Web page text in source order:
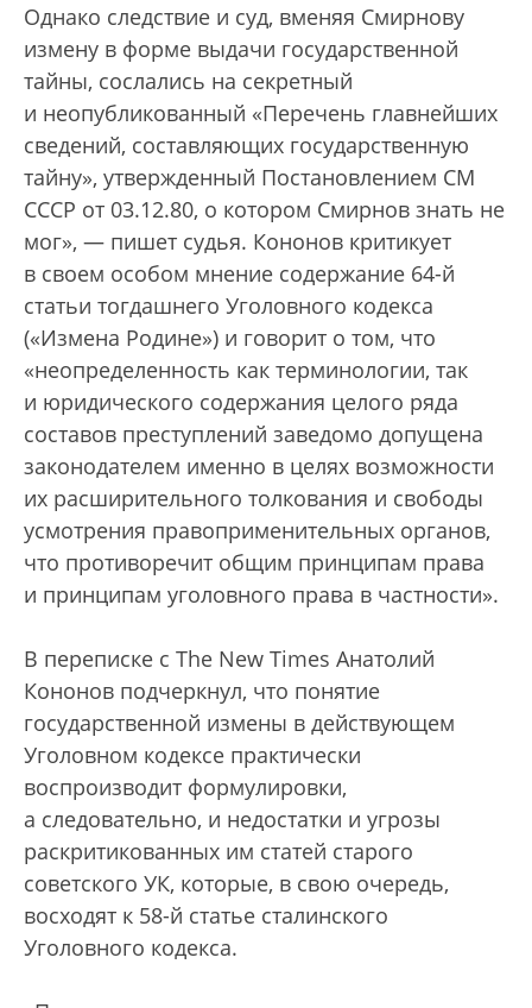
Однако следствие и суд, вменяя Смирнову
измену в форме выдачи государственной
тайны, сослались на секретный
и неопубликованный «Перечень главнейших
сведений, составляющих государственную
тайну», утвержденный Постановлением СМ
СССР от 03.12.80, о котором Смирнов знать не
мог», — пишет судья. Кононов критикует
в своем особом мнение содержание 64-й
статьи тогдашнего Уголовного кодекса
(«Измена Родине») и говорит о том, что
«неопределенность как терминологии, так
и юридического содержания целого ряда
составов преступлений заведомо допущена
законодателем именно в целях возможности
их расширительного толкования и свободы
усмотрения правоприменительных органов,
что противоречит общим принципам права
и принципам уголовного права в частности».
В переписке с The New Times Анатолий
Кононов подчеркнул, что понятие
государственной измены в действующем
Уголовном кодексе практически
воспроизводит формулировки,
а следовательно, и недостатки и угрозы
раскритикованных им статей старого
советского УК, которые, в свою очередь,
восходят к 58-й статье сталинского
Уголовного кодекса.